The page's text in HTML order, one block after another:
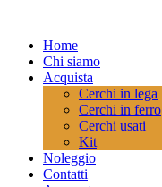
Home
Chi siamo
Acquista
Cerchi in lega
Cerchi in ferro
Cerchi usati
Kit
Noleggio
Contatti